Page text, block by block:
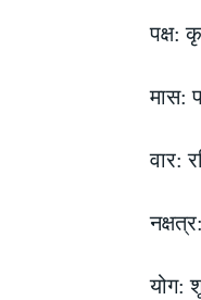
पक्ष:
मास:
वार:
योग: